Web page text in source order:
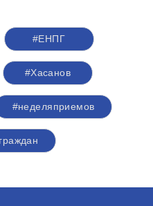
#ЕНПГ
#Хасанов
#неделяприемов